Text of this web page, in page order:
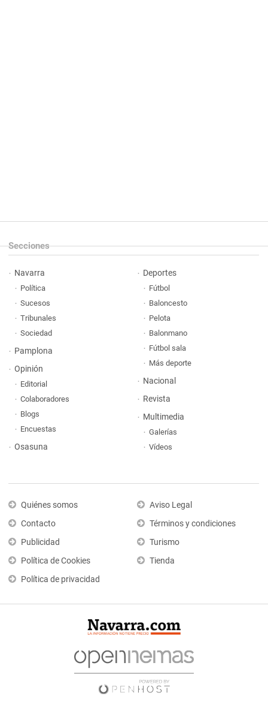
Secciones
Navarra
Política
Sucesos
Tribunales
Sociedad
Pamplona
Opinión
Editorial
Colaboradores
Blogs
Encuestas
Osasuna
Deportes
Fútbol
Baloncesto
Pelota
Balonmano
Fútbol sala
Más deporte
Nacional
Revista
Multimedia
Galerías
Vídeos
Quiénes somos
Contacto
Publicidad
Política de Cookies
Política de privacidad
Aviso Legal
Términos y condiciones
Turismo
Tienda